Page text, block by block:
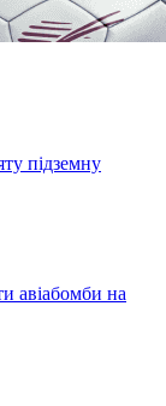
підземну
авіабомби на